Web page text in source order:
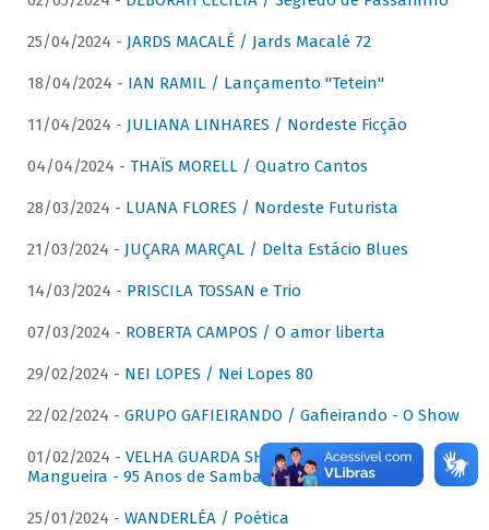
25/04/2024 - JARDS MACALÉ / Jards Macalé 72
18/04/2024 - IAN RAMIL / Lançamento "Tetein"
11/04/2024 - JULIANA LINHARES / Nordeste Ficção
04/04/2024 - THAÏS MORELL / Quatro Cantos
28/03/2024 - LUANA FLORES / Nordeste Futurista
21/03/2024 - JUÇARA MARÇAL / Delta Estácio Blues
14/03/2024 - PRISCILA TOSSAN e Trio
07/03/2024 - ROBERTA CAMPOS / O amor liberta
29/02/2024 - NEI LOPES / Nei Lopes 80
22/02/2024 - GRUPO GAFIEIRANDO / Gafieirando - O Show
01/02/2024 - VELHA GUARDA SHOW DA MANGUEIRA /
Mangueira - 95 Anos de Samba
25/01/2024 - WANDERLÉA / Poética